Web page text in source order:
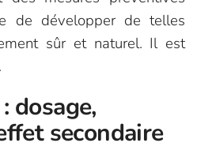
de développer de telles
sûr et naturel. Il est
dosage,
secondaire